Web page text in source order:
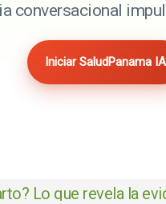
conversacional
Iniciar SaludPanama IA
Lo que revela la